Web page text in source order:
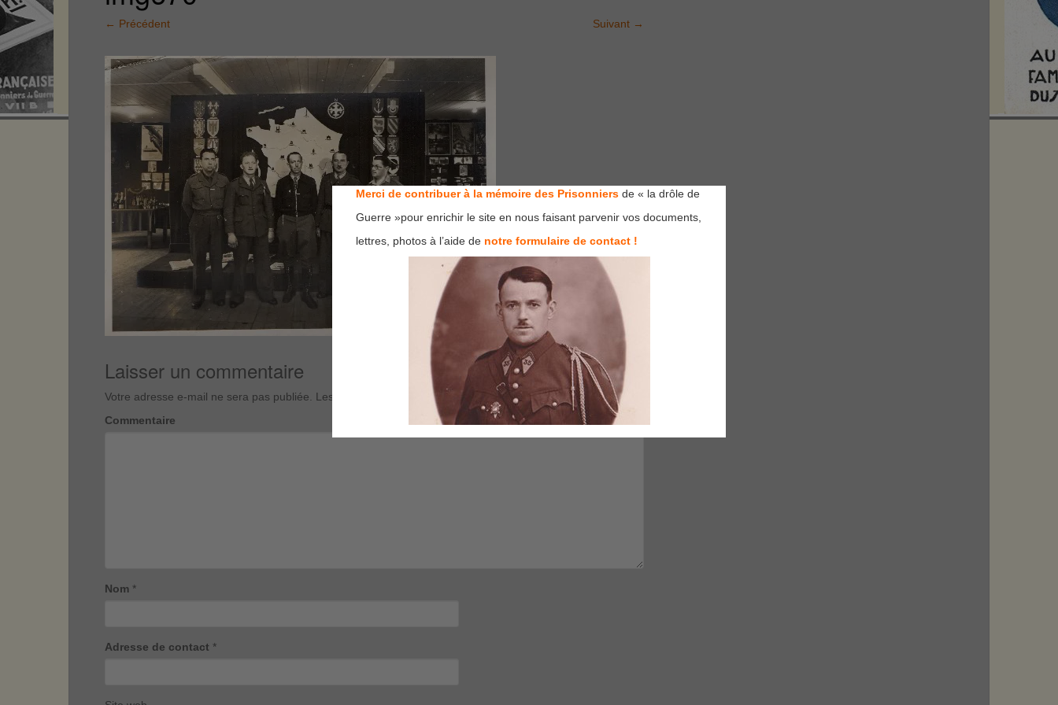
← Précédent Suivant →
Laisser un commentaire
Votre adresse e-mail ne sera pas publiée. Les champs obligatoires sont indiqués avec
Commentaire
Nom *
Adresse de contact *
Merci de contribuer à la mémoire des Prisonniers de « la drôle de
Guerre »pour enrichir le site en nous faisant parvenir vos documents,
lettres, photos à l’aide de notre formulaire de contact !